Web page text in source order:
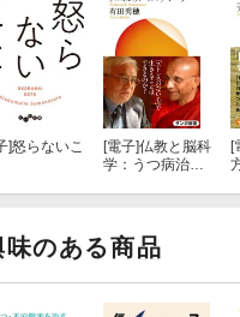
だ。
]怒らないこ
[電子]仏教と脳科
学：うつ病治
まで
[
のある商品